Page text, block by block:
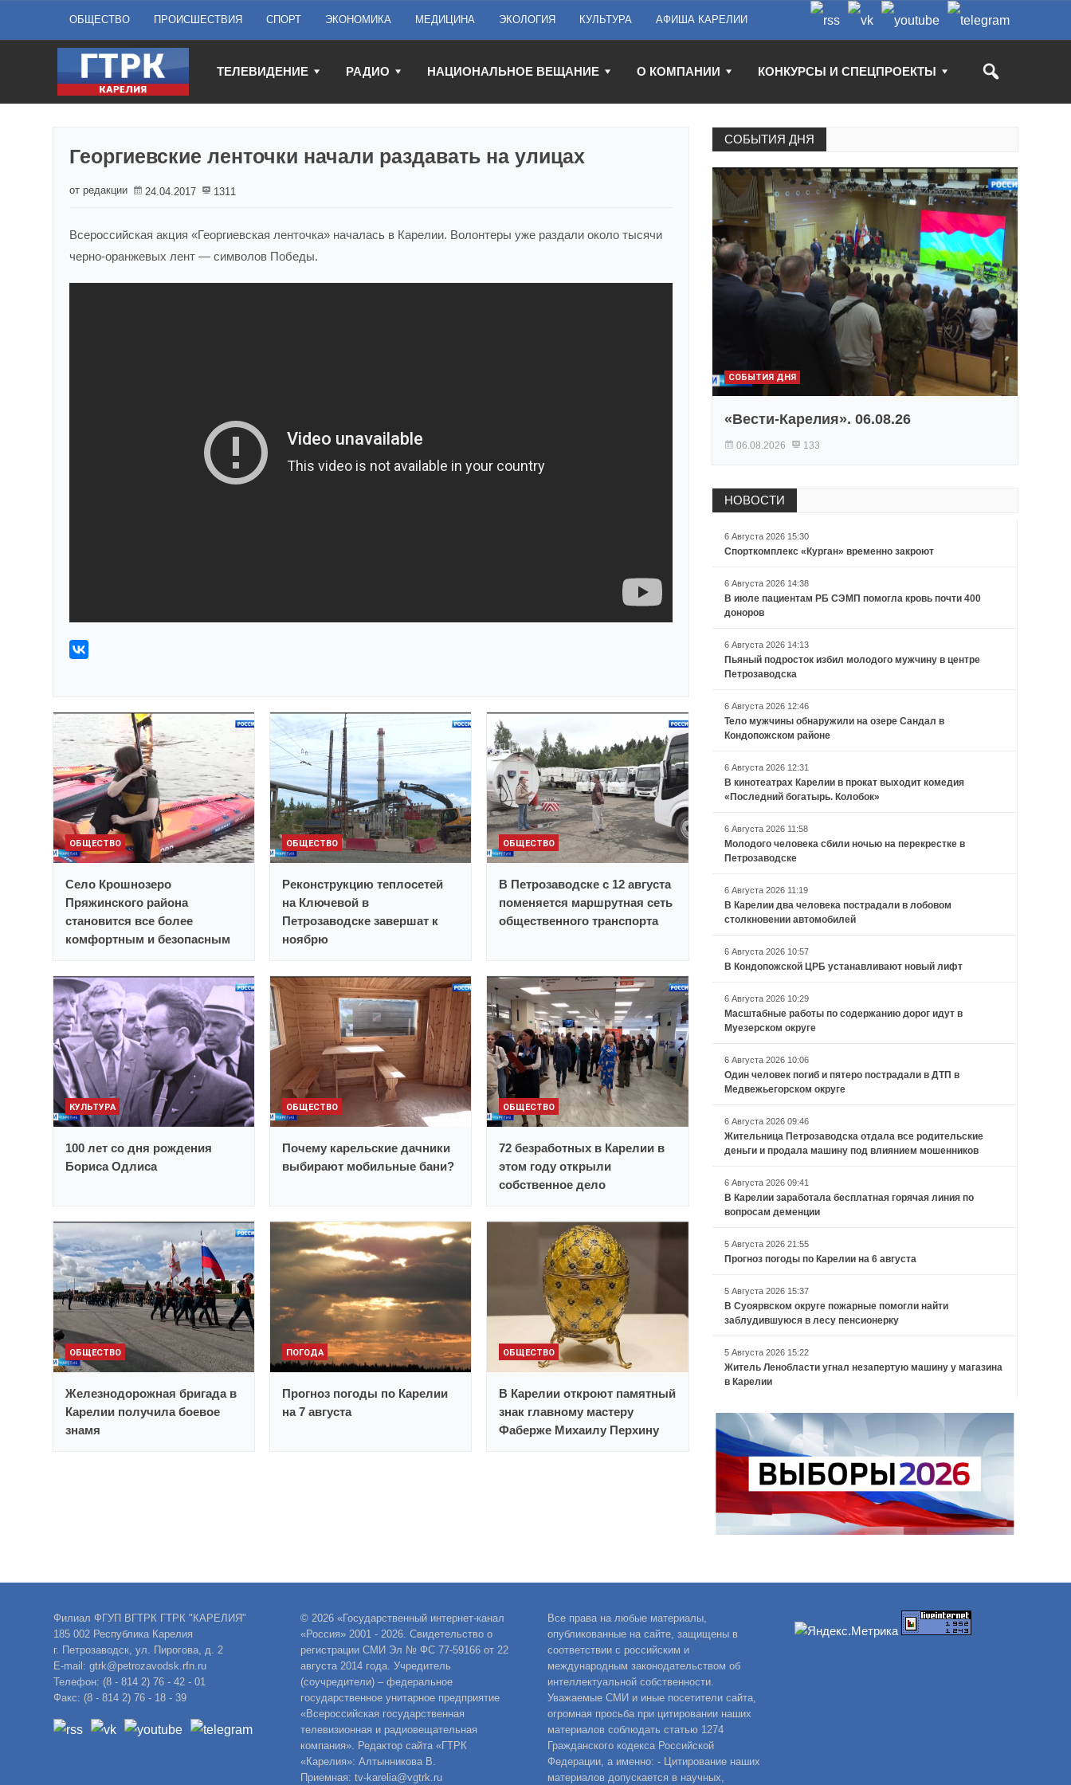
ОБЩЕСТВО ПРОИСШЕСТВИЯ СПОРТ ЭКОНОМИКА МЕДИЦИНА ЭКОЛОГИЯ КУЛЬТУРА АФИША КАРЕЛИИ
ТЕЛЕВИДЕНИЕ РАДИО НАЦИОНАЛЬНОЕ ВЕЩАНИЕ О КОМПАНИИ КОНКУРСЫ И СПЕЦПРОЕКТЫ
Георгиевские ленточки начали раздавать на улицах
от редакции 24.04.2017 1311
Всероссийская акция «Георгиевская ленточка» началась в Карелии. Волонтеры уже раздали около тысячи
черно-оранжевых лент — символов Победы.
ОБЩЕСТВО
Село Крошнозеро
Пряжинского района
становится все более
комфортным и безопасным
ОБЩЕСТВО
Реконструкцию теплосетей
на Ключевой в
Петрозаводске завершат к
ноябрю
ОБЩЕСТВО
В Петрозаводске с 12 августа
поменяется маршрутная сеть
общественного транспорта
КУЛЬТУРА
100 лет со дня рождения
Бориса Одлиса
ОБЩЕСТВО
Почему карельские дачники
выбирают мобильные бани?
ОБЩЕСТВО
72 безработных в Карелии в
этом году открыли
собственное дело
ОБЩЕСТВО
Железнодорожная бригада в
Карелии получила боевое
знамя
ПОГОДА
Прогноз погоды по Карелии
на 7 августа
ОБЩЕСТВО
В Карелии откроют памятный
знак главному мастеру
Фаберже Михаилу Перхину
СОБЫТИЯ ДНЯ
СОБЫТИЯ ДНЯ
«Вести-Карелия». 06.08.26
06.08.2026 133
НОВОСТИ
6 Августа 2026 15:30
Спорткомплекс «Курган» временно закроют
6 Августа 2026 14:38
В июле пациентам РБ СЭМП помогла кровь почти 400
доноров
6 Августа 2026 14:13
Пьяный подросток избил молодого мужчину в центре
Петрозаводска
6 Августа 2026 12:46
Тело мужчины обнаружили на озере Сандал в
Кондопожском районе
6 Августа 2026 12:31
В кинотеатрах Карелии в прокат выходит комедия
«Последний богатырь. Колобок»
6 Августа 2026 11:58
Молодого человека сбили ночью на перекрестке в
Петрозаводске
6 Августа 2026 11:19
В Карелии два человека пострадали в лобовом
столкновении автомобилей
6 Августа 2026 10:57
В Кондопожской ЦРБ устанавливают новый лифт
6 Августа 2026 10:29
Масштабные работы по содержанию дорог идут в
Муезерском округе
6 Августа 2026 10:06
Один человек погиб и пятеро пострадали в ДТП в
Медвежьегорском округе
6 Августа 2026 09:46
Жительница Петрозаводска отдала все родительские
деньги и продала машину под влиянием мошенников
6 Августа 2026 09:41
В Карелии заработала бесплатная горячая линия по
вопросам деменции
5 Августа 2026 21:55
Прогноз погоды по Карелии на 6 августа
5 Августа 2026 15:37
В Суоярвском округе пожарные помогли найти
заблудившуюся в лесу пенсионерку
5 Августа 2026 15:22
Житель Ленобласти угнал незапертую машину у магазина
в Карелии
Филиал ФГУП ВГТРК ГТРК "КАРЕЛИЯ"
185 002 Республика Карелия
г. Петрозаводск, ул. Пирогова, д. 2
E-mail: gtrk@petrozavodsk.rfn.ru
Телефон: (8 - 814 2) 76 - 42 - 01
Факс: (8 - 814 2) 76 - 18 - 39
© 2026 «Государственный интернет-канал
«Россия» 2001 - 2026. Свидетельство о
регистрации СМИ Эл № ФС 77-59166 от 22
августа 2014 года. Учредитель
(соучредители) – федеральное
государственное унитарное предприятие
«Всероссийская государственная
телевизионная и радиовещательная
компания». Редактор сайта «ГТРК
«Карелия»: Алтынникова В.
Приемная: tv-karelia@vgtrk.ru
Все права на любые материалы,
опубликованные на сайте, защищены в
соответствии с российским и
международным законодательством об
интеллектуальной собственности.
Уважаемые СМИ и иные посетители сайта,
огромная просьба при цитировании наших
материалов соблюдать статью 1274
Гражданского кодекса Российской
Федерации, а именно: - Цитирование наших
материалов допускается в научных,